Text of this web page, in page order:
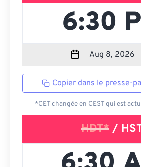
Copier dans le presse-
*CET changée en CEST qui est
HDT*/